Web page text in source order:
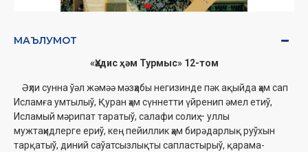
МАЪЛУМОТ
«Ҳәдис ҳәм Турмыс» 12-том
Əҳли сунна ўәл жəмəə мәзҳабы негизинде пәк ақыйда ҳәм сап
Исламға умтылыў, Қуран ҳәм сүннетти үйренип әмел етиў,
Исламый мәрипат таратыў, салафи солиҳ – уллы
мужтаҳидлерге ериў, кең пейиллик ҳәм бирәдарлық руўхын
тарқатыў, диний саўатсызлықты сапластырыў, қарама-